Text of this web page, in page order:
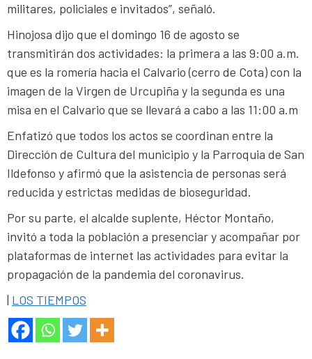
militares, policiales e invitados”, señaló.
Hinojosa dijo que el domingo 16 de agosto se
transmitirán dos actividades: la primera a las 9:00 a.m.
que es la romería hacia el Calvario (cerro de Cota) con la
imagen de la Virgen de Urcupiña y la segunda es una
misa en el Calvario que se llevará a cabo a las 11:00 a.m
Enfatizó que todos los actos se coordinan entre la
Dirección de Cultura del municipio y la Parroquia de San
Ildefonso y afirmó que la asistencia de personas será
reducida y estrictas medidas de bioseguridad.
Por su parte, el alcalde suplente, Héctor Montaño,
invitó a toda la población a presenciar y acompañar por
plataformas de internet las actividades para evitar la
propagación de la pandemia del coronavirus.
| LOS TIEMPOS